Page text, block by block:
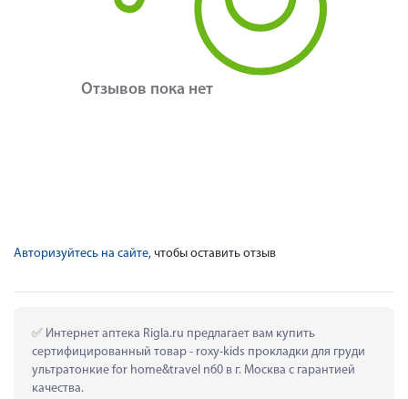
Отзывов пока нет
Авторизуйтесь на сайте, чтобы оставить отзыв
Интернет аптека Rigla.ru предлагает вам купить
сертифицированный товар - roxy-kids прокладки для груди
ультратонкие for home&travel n60 в г. Москва с гарантией
качества.